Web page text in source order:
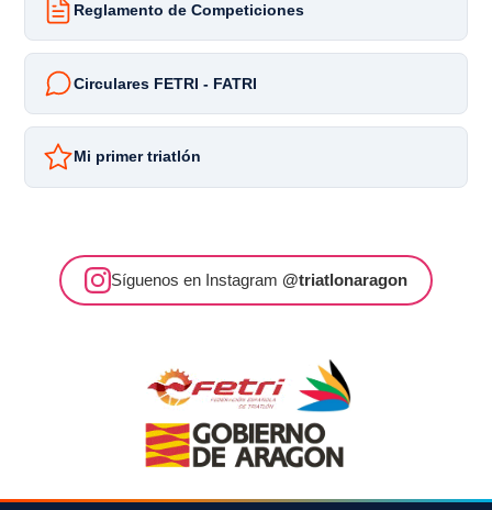
Reglamento de Competiciones
Circulares FETRI - FATRI
Mi primer triatlón
Síguenos en Instagram @triatlonaragon